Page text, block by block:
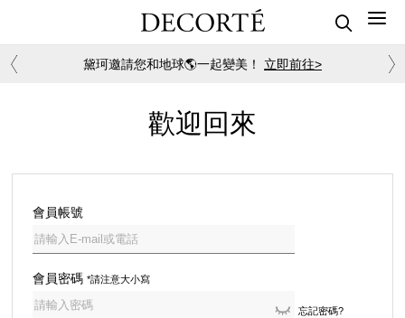
黛珂邀請您和地球🌎一起變美！ 立即前往>
歡迎回來
會員帳號
會員密碼*請注意大小寫
忘記密碼?